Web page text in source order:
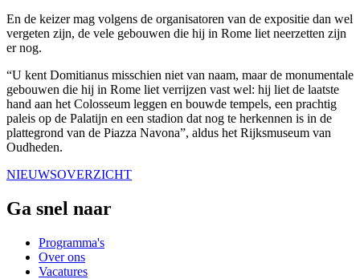
En de keizer mag volgens de organisatoren van de expositie dan wel
vergeten zijn, de vele gebouwen die hij in Rome liet neerzetten zijn
er nog.
“U kent Domitianus misschien niet van naam, maar de monumentale
gebouwen die hij in Rome liet verrijzen vast wel: hij liet de laatste
hand aan het Colosseum leggen en bouwde tempels, een prachtig
paleis op de Palatijn en een stadion dat nog te herkennen is in de
plattegrond van de Piazza Navona”, aldus het Rijksmuseum van
Oudheden.
NIEUWSOVERZICHT
Ga snel naar
Programma's
Over ons
Vacatures